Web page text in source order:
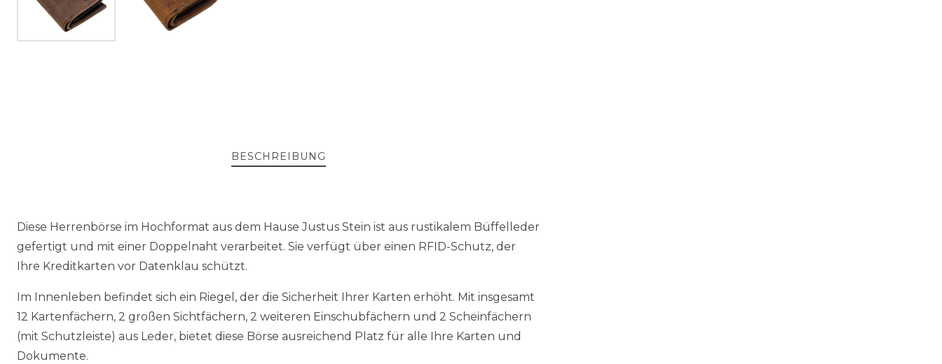
BESCHREIBUNG
Diese Herrenbörse im Hochformat aus dem Hause Justus Stein ist aus rustikalem Büffelleder
gefertigt und mit einer Doppelnaht verarbeitet. Sie verfügt über einen RFID-Schutz, der
Ihre Kreditkarten vor Datenklau schützt.
Im Innenleben befindet sich ein Riegel, der die Sicherheit Ihrer Karten erhöht. Mit insgesamt
12 Kartenfächern, 2 großen Sichtfächern, 2 weiteren Einschubfächern und 2 Scheinfächern
(mit Schutzleiste) aus Leder, bietet diese Börse ausreichend Platz für alle Ihre Karten und
Dokumente.